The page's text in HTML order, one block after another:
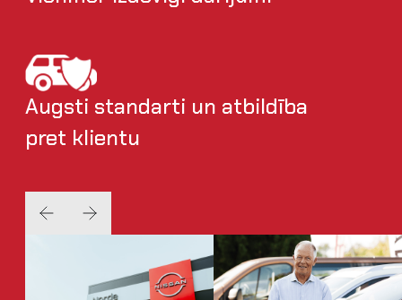
Augsti standarti un atbildība
pret klientu